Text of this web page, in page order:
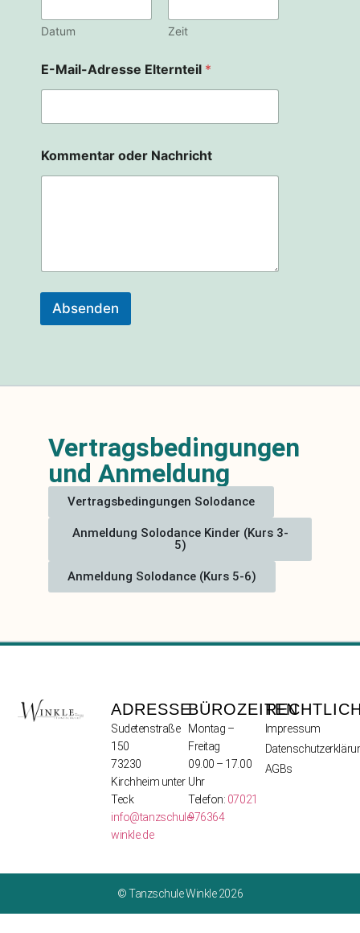
Datum Zeit
u
r
t
e
r
o
E-Mail-Adresse Elternteil *
Kommentar oder Nachricht
Absenden
Vertragsbedingungen
und Anmeldung
Vertragsbedingungen Solodance
Anmeldung Solodance Kinder (Kurs 3-
5)
Anmeldung Solodance (Kurs 5-6)
ADRESSE
Sudetenstraße
150
73230
Kirchheim unter
Teck
info@tanzschule-
winkle.de
BÜROZEITEN
Montag –
Freitag
09.00 – 17.00
Uhr
Telefon: 07021
976364
Impressum
AGBs
© Tanzschule Winkle 2026